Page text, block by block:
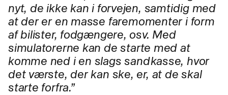
nyt, de ikke kan i forvejen, samtidig med
at der er en masse faremomenter i form
af bilister, fodgængere, osv. Med
simulatorerne kan de starte med at
komme ned i en slags sandkasse, hvor
det værste, der kan ske, er, at de skal
starte forfra.”